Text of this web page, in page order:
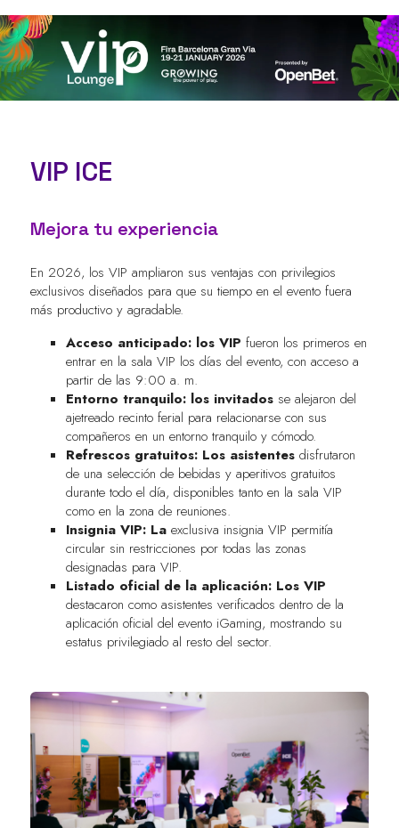
VIP ICE
Mejora tu experiencia
En 2026, los VIP ampliaron sus ventajas con privilegios
exclusivos diseñados para que su tiempo en el evento fuera
más productivo y agradable.
Acceso anticipado: los VIP fueron los primeros en
entrar en la sala VIP los días del evento, con acceso a
partir de las 9:00 a. m.
Entorno tranquilo: los invitados se alejaron del
ajetreado recinto ferial para relacionarse con sus
compañeros en un entorno tranquilo y cómodo.
Refrescos gratuitos: Los asistentes disfrutaron
de una selección de bebidas y aperitivos gratuitos
durante todo el día, disponibles tanto en la sala VIP
como en la zona de reuniones.
Insignia VIP: La exclusiva insignia VIP permitía
circular sin restricciones por todas las zonas
designadas para VIP.
Listado oficial de la aplicación: Los VIP
destacaron como asistentes verificados dentro de la
aplicación oficial del evento iGaming, mostrando su
estatus privilegiado al resto del sector.